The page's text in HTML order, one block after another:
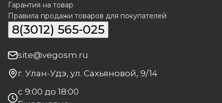
Гарантия на товар
Правила продажи товаров для покупателей
8(3012) 565-025
site@vegosm.ru
г. Улан-Удэ, ул. Сахьяновой, 9/14
с 9:00 до 18:00